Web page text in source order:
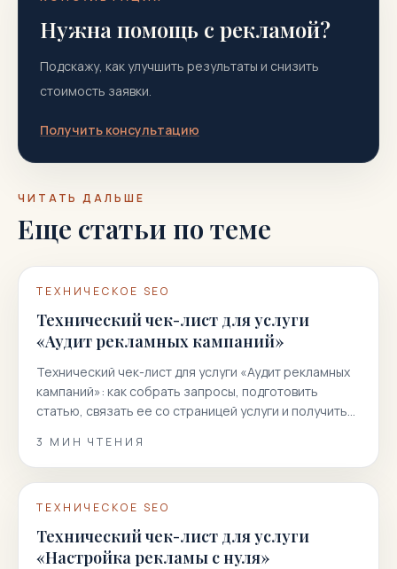
Нужна помощь с рекламой?
Подскажу, как улучшить результаты и снизить
стоимость заявки.
Получить консультацию
ЧИТАТЬ ДАЛЬШЕ
Еще статьи по теме
ТЕХНИЧЕСКОЕ SEO
Технический чек-лист для услуги
«Аудит рекламных кампаний»
Технический чек-лист для услуги «Аудит рекламных
кампаний»: как собрать запросы, подготовить
статью, связать ее со страницей услуги и получить
3 МИН ЧТЕНИЯ
ТЕХНИЧЕСКОЕ SEO
Технический чек-лист для услуги
«Настройка рекламы с нуля»